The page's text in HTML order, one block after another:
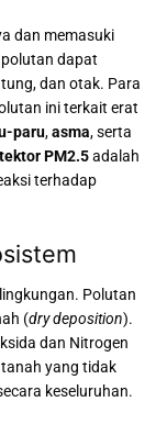
dan memasuki
dapat
dan otak. Para
ini terkait erat
paru,asma, serta
PM2.5adalah
terhadap
Polutan
(dry deposition).
dan Nitrogen
yang tidak
keseluruhan.